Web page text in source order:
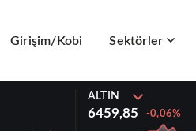
Girişim/Kobi Sektörler
ALTIN
6459,85 -0,06%